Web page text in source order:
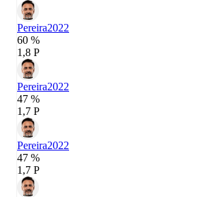
Pereira2022
60 %
1,8 P
Pereira2022
47 %
1,7 P
Pereira2022
47 %
1,7 P